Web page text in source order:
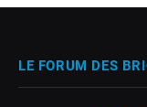
LE FORUM DES